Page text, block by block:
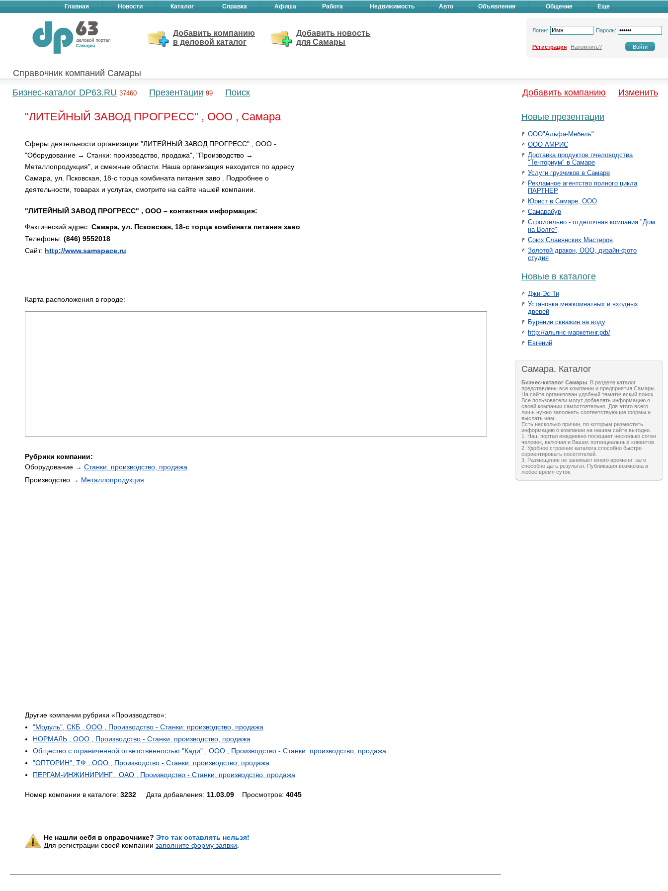
Главная Новости Каталог Справка Афиша Работа Недвижимость Авто Объявления Общение Еще
Добавить компанию
в деловой каталог
Добавить новость
для Самары
Логин: Пароль:
Регистрация Напомнить?
Справочник компаний Самары
Бизнес-каталог DP63.RU 37460 Презентации 99 Поиск Добавить компанию Изменить
"ЛИТЕЙНЫЙ ЗАВОД ПРОГРЕСС" , ООО , Самара
Сферы деятельности организации "ЛИТЕЙНЫЙ ЗАВОД ПРОГРЕСС" , ООО -
"Оборудование → Станки: производство, продажа", "Производство →
Металлопродукция", и смежные области. Наша организация находится по адресу
Самара, ул. Псковская, 18-с торца комбината питания заво . Подробнее о
деятельности, товарах и услугах, смотрите на сайте нашей компании.
"ЛИТЕЙНЫЙ ЗАВОД ПРОГРЕСС" , ООО – контактная информация:
Фактический адрес: Самара, ул. Псковская, 18-с торца комбината питания заво
Телефоны: (846) 9552018
Сайт: http://www.samspace.ru
Карта расположения в городе:
Рубрики компании:
Оборудование → Станки: производство, продажа
Производство → Металлопродукция
Другие компании рубрики «Производство»:
"Модуль", СКБ , ООО , Производство - Станки: производство, продажа
НОРМАЛЬ , ООО , Производство - Станки: производство, продажа
Общество с ограниченной ответственностью "Кади" , ООО , Производство - Станки: производство, продажа
"ОПТОРИН", ТФ , ООО , Производство - Станки: производство, продажа
ПЕРГАМ-ИНЖИНИРИНГ , ОАО , Производство - Станки: производство, продажа
Номер компании в каталоге: 3232 Дата добавления: 11.03.09 Просмотров: 4045
Не нашли себя в справочнике? Это так оставлять нельзя!
Для регистрации своей компании заполните форму заявки
Новые презентации
ООО"Альфа-Мебель"
ООО АМРИС
Доставка продуктов пчеловодства
"Тенториум" в Самаре
Услуги грузчиков в Самаре
Рекламное агентство полного цикла
ПАРТНЕР
Юрист в Самаре, ООО
Самарабур
Строительно - отделочная компания "Дом
на Волге"
Союз Славянских Мастеров
Золотой дракон, ООО, дизайн-фото
студия
Новые в каталоге
Джи-Эс-Ти
Установка межкомнатных и входных
дверей
Бурение скважин на воду
http://альянс-маркетинг.рф/
Евгений
Самара. Каталог
Бизнес-каталог Самары . В разделе каталог
представлены все компании и предприятия Самары.
На сайте организован удобный тематический поиск.
Все пользователи могут добавлять информацию о
своей компании самостоятельно. Для этого всего
лишь нужно заполнить соответствующие формы и
выслать нам.
Есть несколько причин, по которым разместить
информацию о компании на нашем сайте выгодно.
1. Наш портал ежедневно посещает несколько сотен
человек, включая и Ваших потенциальных клиентов.
2. Удобное строение каталога способно быстро
сориентировать посетителей.
3. Размещение не занимает много времени, зато
способно дать результат. Публикация возможна в
любое время суток.